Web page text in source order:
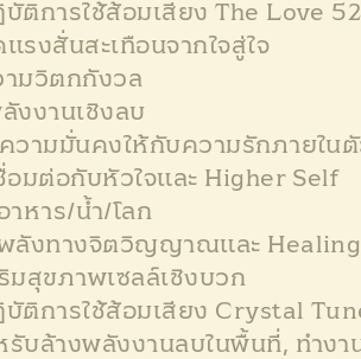
ติการใช้ส้อมเสียง The Love
รงสั่นสะเทือนจากใจสู่ใจ
มวิตกกังวล
งงานเชิงลบ
วามมั่นคงให้กับความรักภายใน
อมต่อกับหัวใจและ Higher Self
าหาร/น้ำ/โลก
พลังทางจิตวิญญาณและ Healing
มสุขภาพเซลล์เชิงบวก
ติการใช้ส้อมเสียง Crystal
รับล้างพลังงานลบในพื้นที่, ทำง